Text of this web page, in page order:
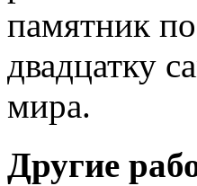
памятник
двадцатку
мира.
Другие